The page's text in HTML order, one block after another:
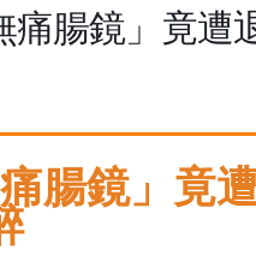
痛腸鏡」竟
腸鏡」竟